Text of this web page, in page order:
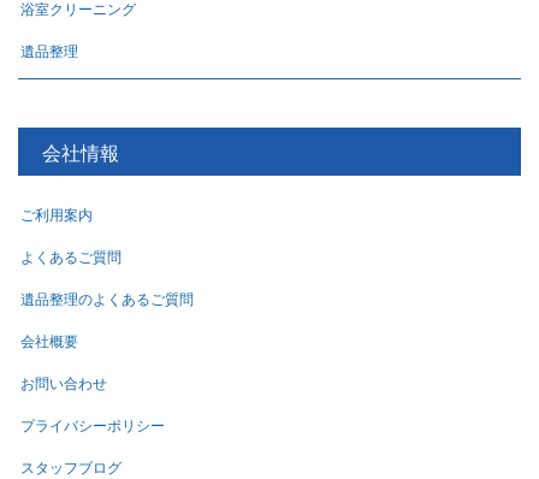
浴室クリーニング
遺品整理
会社情報
ご利用案内
よくあるご質問
遺品整理のよくあるご質問
会社概要
お問い合わせ
プライバシーポリシー
スタッフブログ